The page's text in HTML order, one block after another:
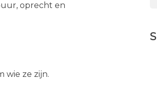
oprecht en
wie ze zijn.